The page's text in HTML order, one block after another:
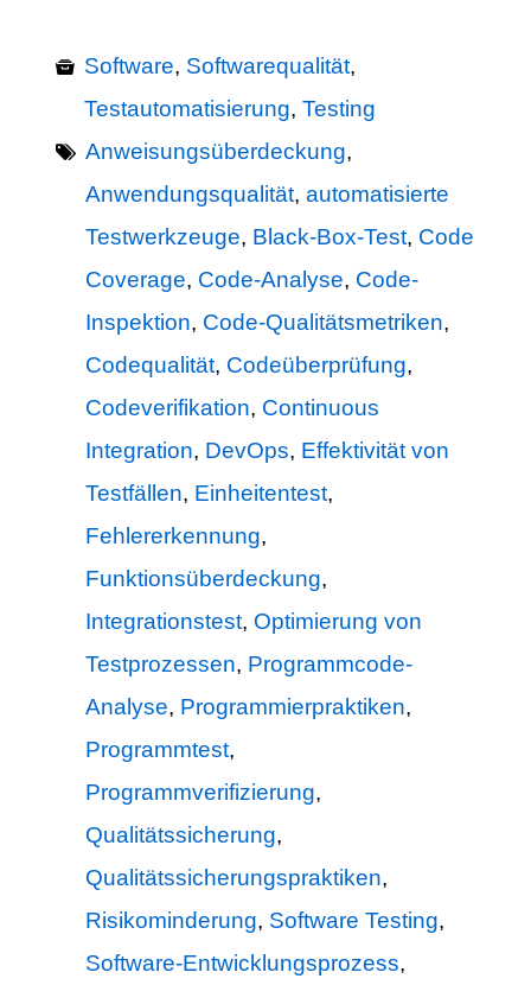
Software, Softwarequalität,
Testautomatisierung, Testing
Anweisungsüberdeckung,
Anwendungsqualität, automatisierte
Testwerkzeuge, Black-Box-Test, Code
Coverage, Code-Analyse, Code-
Inspektion, Code-Qualitätsmetriken,
Codequalität, Codeüberprüfung,
Codeverifikation, Continuous
Integration, DevOps, Effektivität von
Testfällen, Einheitentest,
Fehlererkennung,
Funktionsüberdeckung,
Integrationstest, Optimierung von
Testprozessen, Programmcode-
Analyse, Programmierpraktiken,
Programmtest,
Programmverifizierung,
Qualitätssicherung,
Qualitätssicherungspraktiken,
Risikominderung, Software Testing,
Software-Entwicklungsprozess,